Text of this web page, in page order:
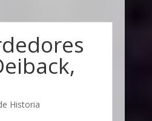
Historia